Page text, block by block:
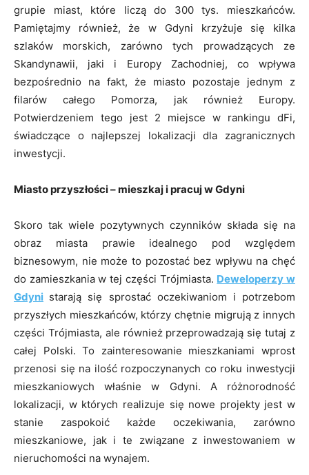
grupie miast, które liczą do 300 tys. mieszkańców.
Pamiętajmy również, że w Gdyni krzyżuje się kilka
szlaków morskich, zarówno tych prowadzących ze
Skandynawii, jaki i Europy Zachodniej, co wpływa
bezpośrednio na fakt, że miasto pozostaje jednym z
filarów całego Pomorza, jak również Europy.
Potwierdzeniem tego jest 2 miejsce w rankingu dFi,
świadczące o najlepszej lokalizacji dla zagranicznych
inwestycji.
Miasto przyszłości – mieszkaj i pracuj w Gdyni
Skoro tak wiele pozytywnych czynników składa się na
obraz miasta prawie idealnego pod względem
biznesowym, nie może to pozostać bez wpływu na chęć
do zamieszkania w tej części Trójmiasta. Deweloperzy w
Gdyni starają się sprostać oczekiwaniom i potrzebom
przyszłych mieszkańców, którzy chętnie migrują z innych
części Trójmiasta, ale również przeprowadzają się tutaj z
całej Polski. To zainteresowanie mieszkaniami wprost
przenosi się na ilość rozpoczynanych co roku inwestycji
mieszkaniowych właśnie w Gdyni. A różnorodność
lokalizacji, w których realizuje się nowe projekty jest w
stanie zaspokoić każde oczekiwania, zarówno
mieszkaniowe, jak i te związane z inwestowaniem w
nieruchomości na wynajem.